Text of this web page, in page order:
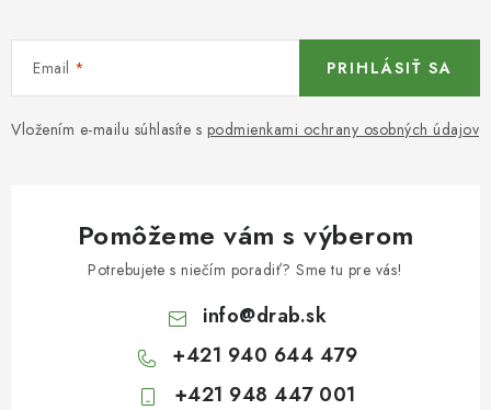
Email
Vložením e-mailu súhlasíte s podmienkami ochrany osobných údajov
PRIHLÁSIŤ SA
Pomôžeme vám s výberom
Potrebujete s niečím poradiť? Sme tu pre vás!
info@drab.sk
+421 940 644 479
+421 948 447 001